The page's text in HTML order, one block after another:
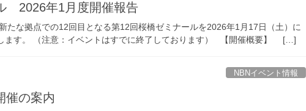
2026年1月度開催報告
たな拠点での12回目となる第12回桜橋ゼミナールを2026年1月17日（土）に
ます。 （注意：イベントはすでに終了しております） 【開催概要】 […]
NBNイベント情報
催の案内